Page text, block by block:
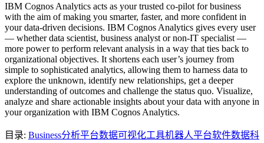
IBM Cognos Analytics acts as your trusted co-pilot for business
with the aim of making you smarter, faster, and more confident in
your data-driven decisions. IBM Cognos Analytics gives every user
— whether data scientist, business analyst or non-IT specialist —
more power to perform relevant analysis in a way that ties back to
organizational objectives. It shortens each user’s journey from
simple to sophisticated analytics, allowing them to harness data to
explore the unknown, identify new relationships, get a deeper
understanding of outcomes and challenge the status quo. Visualize,
analyze and share actionable insights about your data with anyone in
your organization with IBM Cognos Analytics.
目录: Business分析平台数据可视化工具机器人平台软件数据科